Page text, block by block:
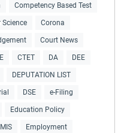
Competency Based Test
Corona
Court News
CTET DA DEE
DEPUTATION LIST
DSE e-Filing
Education Policy
Employment